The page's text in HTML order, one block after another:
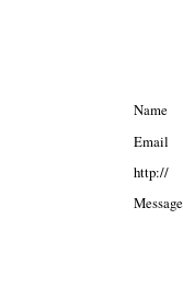
Name
Email
http://
Message